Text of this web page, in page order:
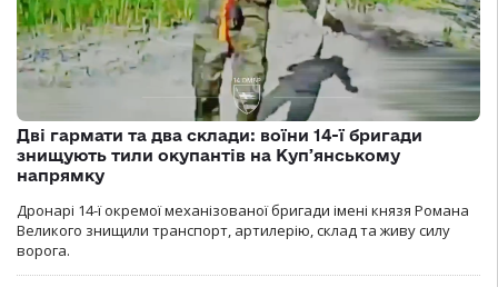
Дві гармати та два склади: воїни 14-ї бригади
знищують тили окупантів на Купʼянському
напрямку
Дронарі 14-ї окремої механізованої бригади імені князя Романа
Великого знищили транспорт, артилерію, склад та живу силу
ворога.